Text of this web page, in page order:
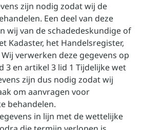
zijn nodig zodat wij de
Een deel van deze
wij van de schadedeskundige of
Kadaster, het Handelsregister,
Wij verwerken deze gegevens op
3 en artikel 3 lid 1 Tijdelijke wet
zijn dus nodig zodat wij
om aanvragen voor
behandelen.
in lijn met de wettelijke